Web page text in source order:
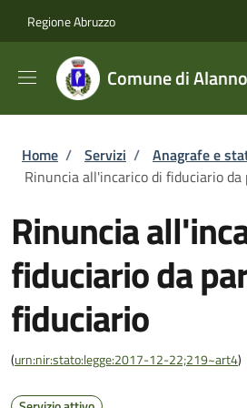
Regione Abruzzo
Comune di Alanno
Briciole di pane
Home / Servizi / Anagrafe e
Rinuncia all'incarico di fiduciario
Rinuncia
fiduciario da
fiduciario
(urn:nir:stato:legge:2017-12-22;219~art4)